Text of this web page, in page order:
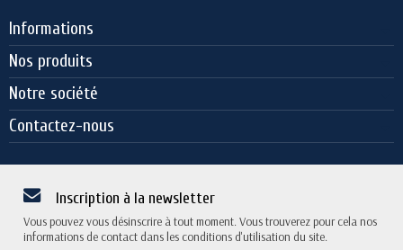
Informations
Nos produits
Notre société
Contactez-nous
Inscription à la newsletter
Vous pouvez vous désinscrire à tout moment. Vous trouverez pour cela nos
informations de contact dans les conditions d'utilisation du site.